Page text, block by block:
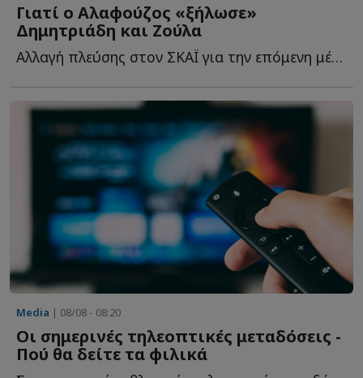
Γιατί ο Αλαφούζος «ξήλωσε»
Δημητριάδη και Ζούλα
Αλλαγή πλεύσης στον ΣΚΑΪ για την επόμενη μέρα. Δεν ή...
Media | 08/08 - 08:20
Οι σημερινές τηλεοπτικές μεταδόσεις -
Πού θα δείτε τα φιλικά